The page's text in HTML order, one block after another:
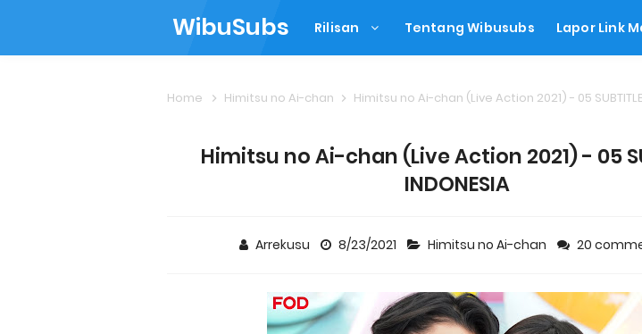
WibuSubs Rilisan Tentang Wibusubs Lapor Link
Home Himitsu no Ai-chan Himitsu no Ai-chan (Live Action 2021) - 05 SUBTITLE
Himitsu no Ai-chan (Live Action 2021) - 05
INDONESIA
Arrekusu 8/23/2021 Himitsu no Ai-chan 20